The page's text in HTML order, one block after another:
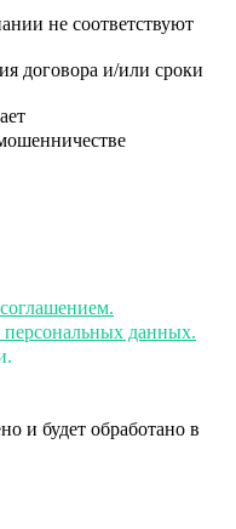
не соответствуют
договора и/или сроки
персональных данных.
и будет обработано в